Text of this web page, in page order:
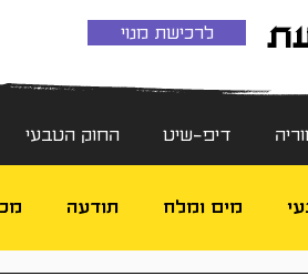
לרכישת מנוי
דיפ-שיט החוק הטבעי
מים ומלח תודעה